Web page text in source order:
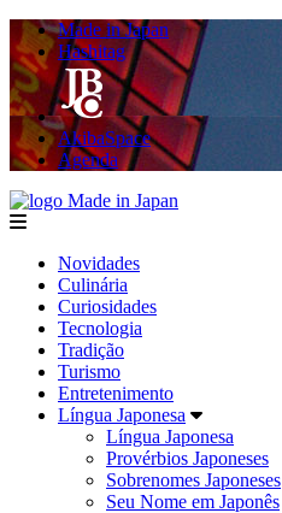
Made in Japan
Hashitag
AkibaSpace
Agenda
menu
Novidades
Culinária
Curiosidades
Tecnologia
Tradição
Turismo
Entretenimento
Língua Japonesa
Língua Japonesa
Provérbios Japoneses
Sobrenomes Japoneses
Seu Nome em Japonês